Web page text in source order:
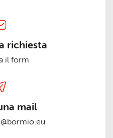
richiesta
il form
mail